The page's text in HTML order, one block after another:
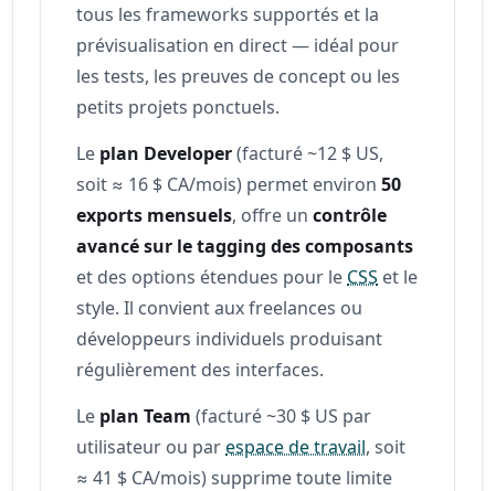
tous les frameworks supportés et la
prévisualisation en direct — idéal pour
les tests, les preuves de concept ou les
petits projets ponctuels.
Le plan Developer(facturé ~12 $ US,
soit ≈ 16 $ CA/mois) permet environ50
exports mensuels, offre uncontrôle
avancé sur le tagging des composants
et des options étendues pour le CSS et le
style. Il convient aux freelances ou
développeurs individuels produisant
régulièrement des interfaces.
Le plan Team (facturé ~30 $ US par
utilisateur ou parespace de travail, soit
≈ 41 $ CA/mois) supprime toute limite